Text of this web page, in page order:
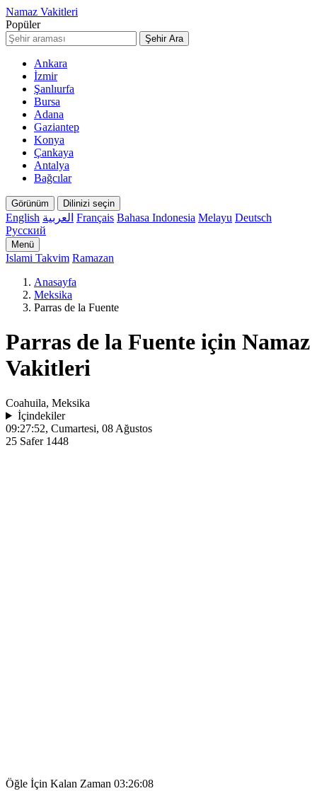
Namaz Vakitleri
Popüler
Şehir Ara
Ankara
İzmir
Şanlıurfa
Bursa
Adana
Gaziantep
Konya
Çankaya
Antalya
Bağcılar
Görünüm Dilinizi seçin
English العربية Français Bahasa Indonesia Melayu Deutsch
Русский
Menü
Islami Takvim Ramazan
Anasayfa
Meksika
Parras de la Fuente
Parras de la Fuente için Namaz
Vakitleri
Coahuila, Meksika
İçindekiler
09:27:52, Cumartesi, 08 Ağustos
25 Safer 1448
Öğle İçin Kalan Zaman 03:26:08